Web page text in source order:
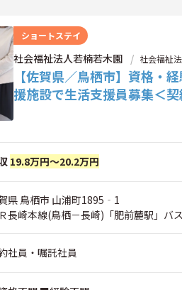
ショートステイ
社会福祉法人若楠若木園 社会福祉
【佐賀県／鳥栖市】資格・
援施設で生活支援員募集＜
19.8万円～20.2万円
県 鳥栖市 山浦町1895‐1
長崎本線(鳥栖－長崎)「肥前麓駅」バ
社員・嘱託社員